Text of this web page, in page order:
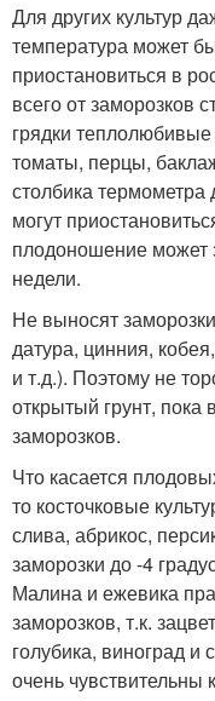
Для других культур
температура может
приостановиться в
всего от заморозков
грядки
томаты, перцы,
столбика термометра
могут
плодоношение может
недели.
Не выносят
датура, цинния,
и т.д.). Поэтому не
открытый грунт, пока
заморозков.
Что касается
то косточковые
слива, абрикос,
заморозки до -4
Малина и ежевика
заморозков, т.к.
голубика, виноград и
очень чувствительны